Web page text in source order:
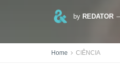
by REDATOR
Home CIÊNCIA